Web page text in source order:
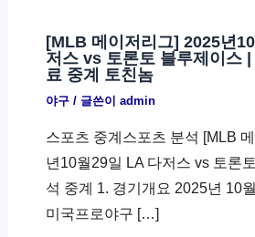
[MLB 메이저리그] 2025년
저스 vs 토론토 블루제이스
료 중계 토친놈
야구/ 글쓴이 admin
스포츠 중계스포츠 분석 [MLB
년10월29일 LA 다저스 vs 토론
석 중계 1. 경기개요 2025년 10
미국프로야구 […]